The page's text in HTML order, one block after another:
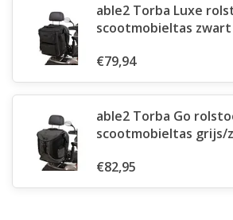
able2 Torba Luxe
scootmobieltas zwart
€79,94
able2 Torba Go
scootmobieltas grijs/
€82,95